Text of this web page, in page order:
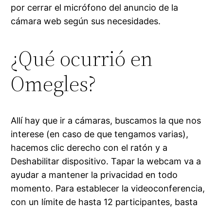
por cerrar el micrófono del anuncio de la
cámara web según sus necesidades.
¿Qué ocurrió en
Omegles?
Allí hay que ir a cámaras, buscamos la que nos
interese (en caso de que tengamos varias),
hacemos clic derecho con el ratón y a
Deshabilitar dispositivo. Tapar la webcam va a
ayudar a mantener la privacidad en todo
momento. Para establecer la videoconferencia,
con un límite de hasta 12 participantes, basta